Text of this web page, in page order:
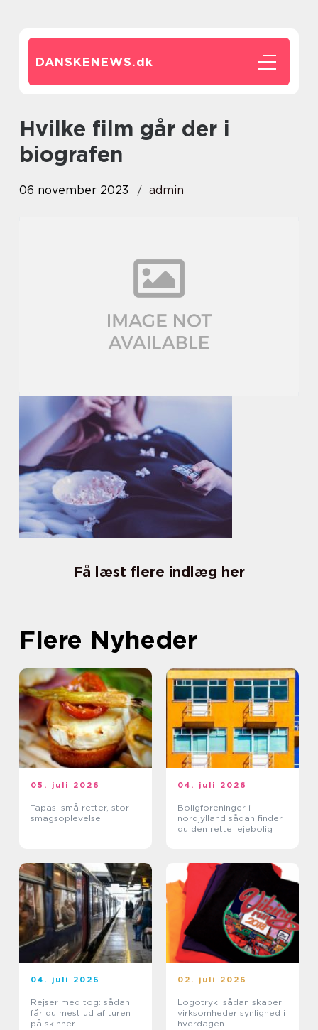
DANSKENEWS.dk
hvilke film går der i
biografen
06 november 2023 admin
Få læst flere indlæg her
Flere Nyheder
05. juli 2026
Tapas: små retter, stor
smagsoplevelse
04. juli 2026
Boligforeninger i
nordjylland sådan finder
du den rette lejebolig
04. juli 2026
Rejser med tog: sådan
får du mest ud af turen
på skinner
02. juli 2026
Logotryk: sådan skaber
virksomheder synlighed i
hverdagen